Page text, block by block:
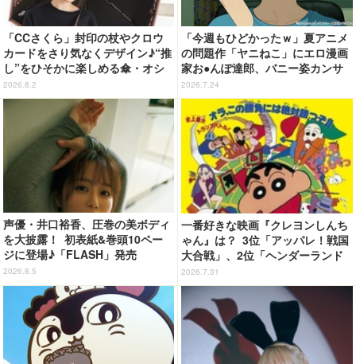
「CCさくら」封印の杖やクロウ
カードをさり気なくデザイン♪“推
し”をひそかに楽しめる傘・オシ
ブレラが登場
2026.8.2
「今週もひどかったｗ」夏アニメ
の問題作「ヤニねこ」にエロ漫画
家お●んぽ達郎、バニー姿カンサ
イねこ登場にゃ！ 第4話の衝撃ラ
ストに「ヤバいをどんどん更新し
てる」【ネタバレあり反応まと
め】
2026.7.24
声優・井口裕香、圧巻の美ボディ
を大披露！ 初表紙&巻頭10ペー
ジに登場♪「FLASH」発売
2026.8.5
一番好きな映画『クレヨンしんち
ゃん』は？ 3位「アッパレ！戦国
大合戦」、2位「ヘンダーランド
の大冒険」、1位は…？【『映画
クレヨンしんちゃん 奇々怪々！
オラの妖怪バケ～ション』公開記
念】
2026.7.31